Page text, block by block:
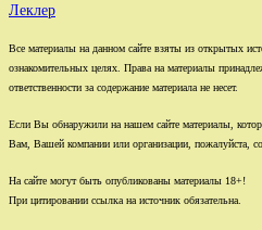
Леклер
Все материалы на данном сайте взяты из открытых
ознакомительных целях. Права на материалы
ответственности за содержание материала не несет.
Если Вы обнаружили на нашем сайте материалы,
Вам, Вашей компании или организации, пожалуйста,
На сайте могут быть опубликованы материалы 18+!
При цитировании ссылка на источник обязательна.